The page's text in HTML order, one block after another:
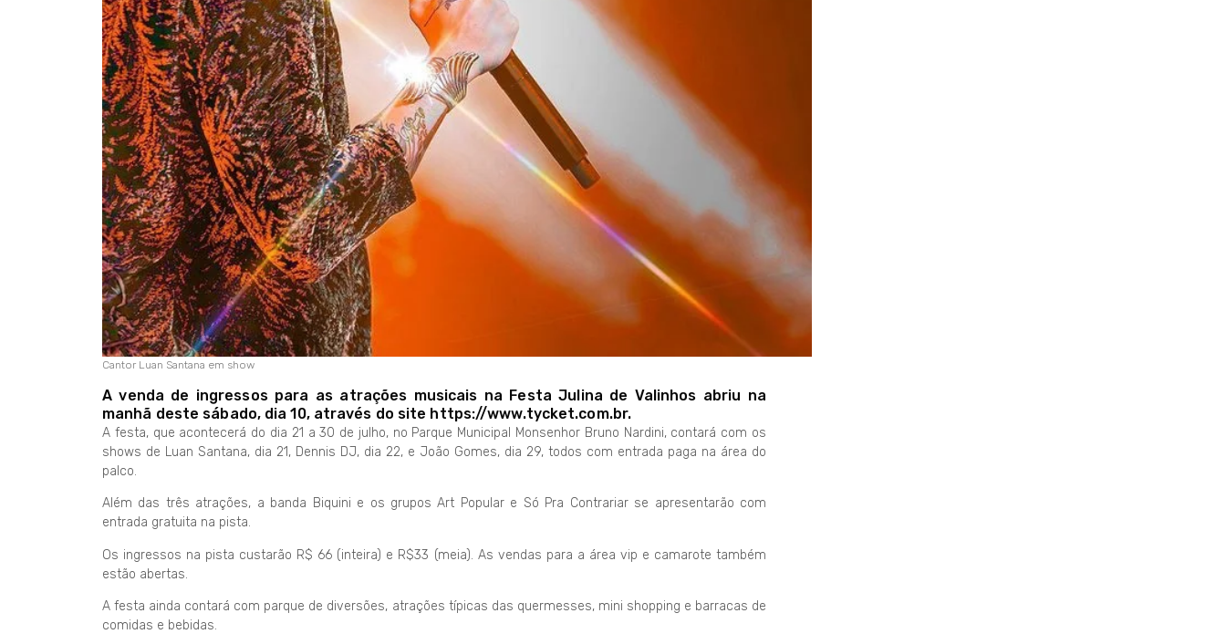
Cantor Luan Santana em show
A venda de ingressos para as atrações musicais na Festa Julina de Valinhos abriu na
manhã deste sábado, dia 10, através do site https://www.tycket.com.br.
A festa, que acontecerá do dia 21 a 30 de julho, no Parque Municipal Monsenhor Bruno Nardini, contará com os
shows de Luan Santana, dia 21, Dennis DJ, dia 22, e João Gomes, dia 29, todos com entrada paga na área do
palco.
Além das três atrações, a banda Biquini e os grupos Art Popular e Só Pra Contrariar se apresentarão com
entrada gratuita na pista.
Os ingressos na pista custarão R$ 66 (inteira) e R$33 (meia). As vendas para a área vip e camarote também
estão abertas.
A festa ainda contará com parque de diversões, atrações típicas das quermesses, mini shopping e barracas de
comidas e bebidas.